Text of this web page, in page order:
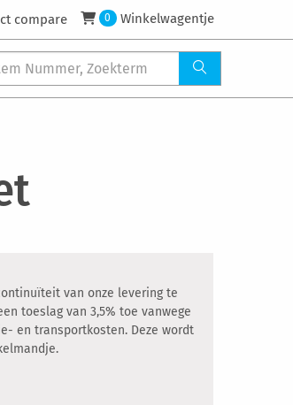
compare 0 Winkelwagentje
van onze levering te
toeslag van 3,5% toe vanwege
en transportkosten. Deze wordt